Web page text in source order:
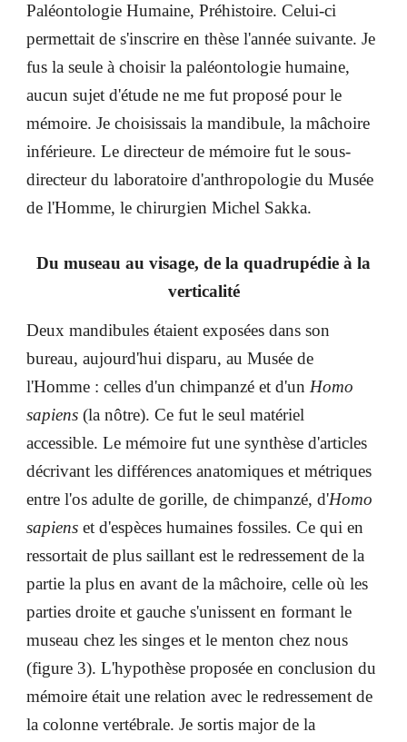
Paléontologie Humaine, Préhistoire. Celui-ci
permettait de s'inscrire en thèse l'année suivante. Je
fus la seule à choisir la paléontologie humaine,
aucun sujet d'étude ne me fut proposé pour le
mémoire. Je choisissais la mandibule, la mâchoire
inférieure. Le directeur de mémoire fut le sous-
directeur du laboratoire d'anthropologie du Musée
de l'Homme, le chirurgien Michel Sakka.
Du museau au visage, de la quadrupédie à la
verticalité
Deux mandibules étaient exposées dans son
bureau, aujourd'hui disparu, au Musée de
l'Homme : celles d'un chimpanzé et d'un Homo
sapiens (la nôtre). Ce fut le seul matériel
accessible. Le mémoire fut une synthèse d'articles
décrivant les différences anatomiques et métriques
entre l'os adulte de gorille, de chimpanzé, d'Homo
sapiens et d'espèces humaines fossiles. Ce qui en
ressortait de plus saillant est le redressement de la
partie la plus en avant de la mâchoire, celle où les
parties droite et gauche s'unissent en formant le
museau chez les singes et le menton chez nous
(figure 3). L'hypothèse proposée en conclusion du
mémoire était une relation avec le redressement de
la colonne vertébrale. Je sortis major de la